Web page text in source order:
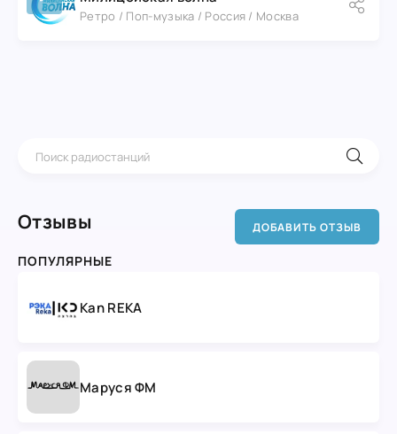
Ретро / Поп-музыка / Россия / Москва
Отзывы ДОБАВИТЬ ОТЗЫВ
ПОПУЛЯРНЫЕ
Kan REKA
Маруся ФМ